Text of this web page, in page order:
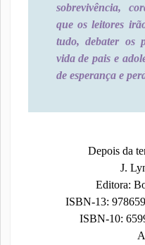
sobrevivência,
que os leitores
tudo, debater os
vida de pais e
de esperança e
Depois da
J.
Editora:
ISBN-13:
ISBN-10: